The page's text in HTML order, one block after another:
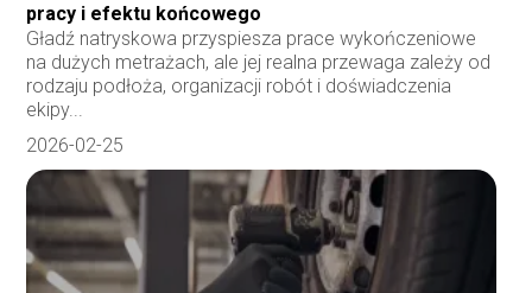
pracy i efektu końcowego
Gładź natryskowa przyspiesza prace wykończeniowe
na dużych metrażach, ale jej realna przewaga zależy od
rodzaju podłoża, organizacji robót i doświadczenia
ekipy...
2026-02-25